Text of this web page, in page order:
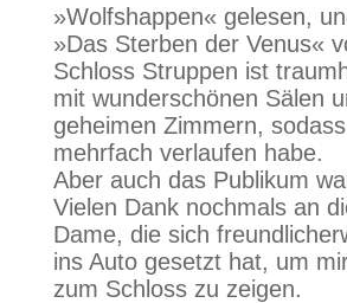
»Wolfshappen« gelesen,
»Das Sterben der Venus«
Schloss Struppen ist
mit wunderschönen Sälen
geheimen Zimmern,
mehrfach verlaufen habe.
Aber auch das Publikum
Vielen Dank nochmals an
Dame, die sich
ins Auto gesetzt hat, um
zum Schloss zu zeigen.